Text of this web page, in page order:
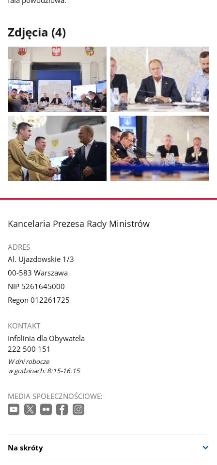
Zdjęcia (4)
Pokaż
zdjęcie
1
z
galerii.
Pokaż
zdjęcie
2
z
galerii.
zdjęcie
galerii.
zdjęcie
galerii.
stopka
Kancelaria Prezesa Rady Ministrów
ADRES
Al. Ujazdowskie 1/3
00-583 Warszawa
NIP 5261645000
Regon 012261725
KONTAKT
Infolinia dla Obywatela
222 500 151
W dni robocze
w godzinach: 8:15-16:15
MEDIA SPOŁECZNOŚCIOWE:
Na skróty